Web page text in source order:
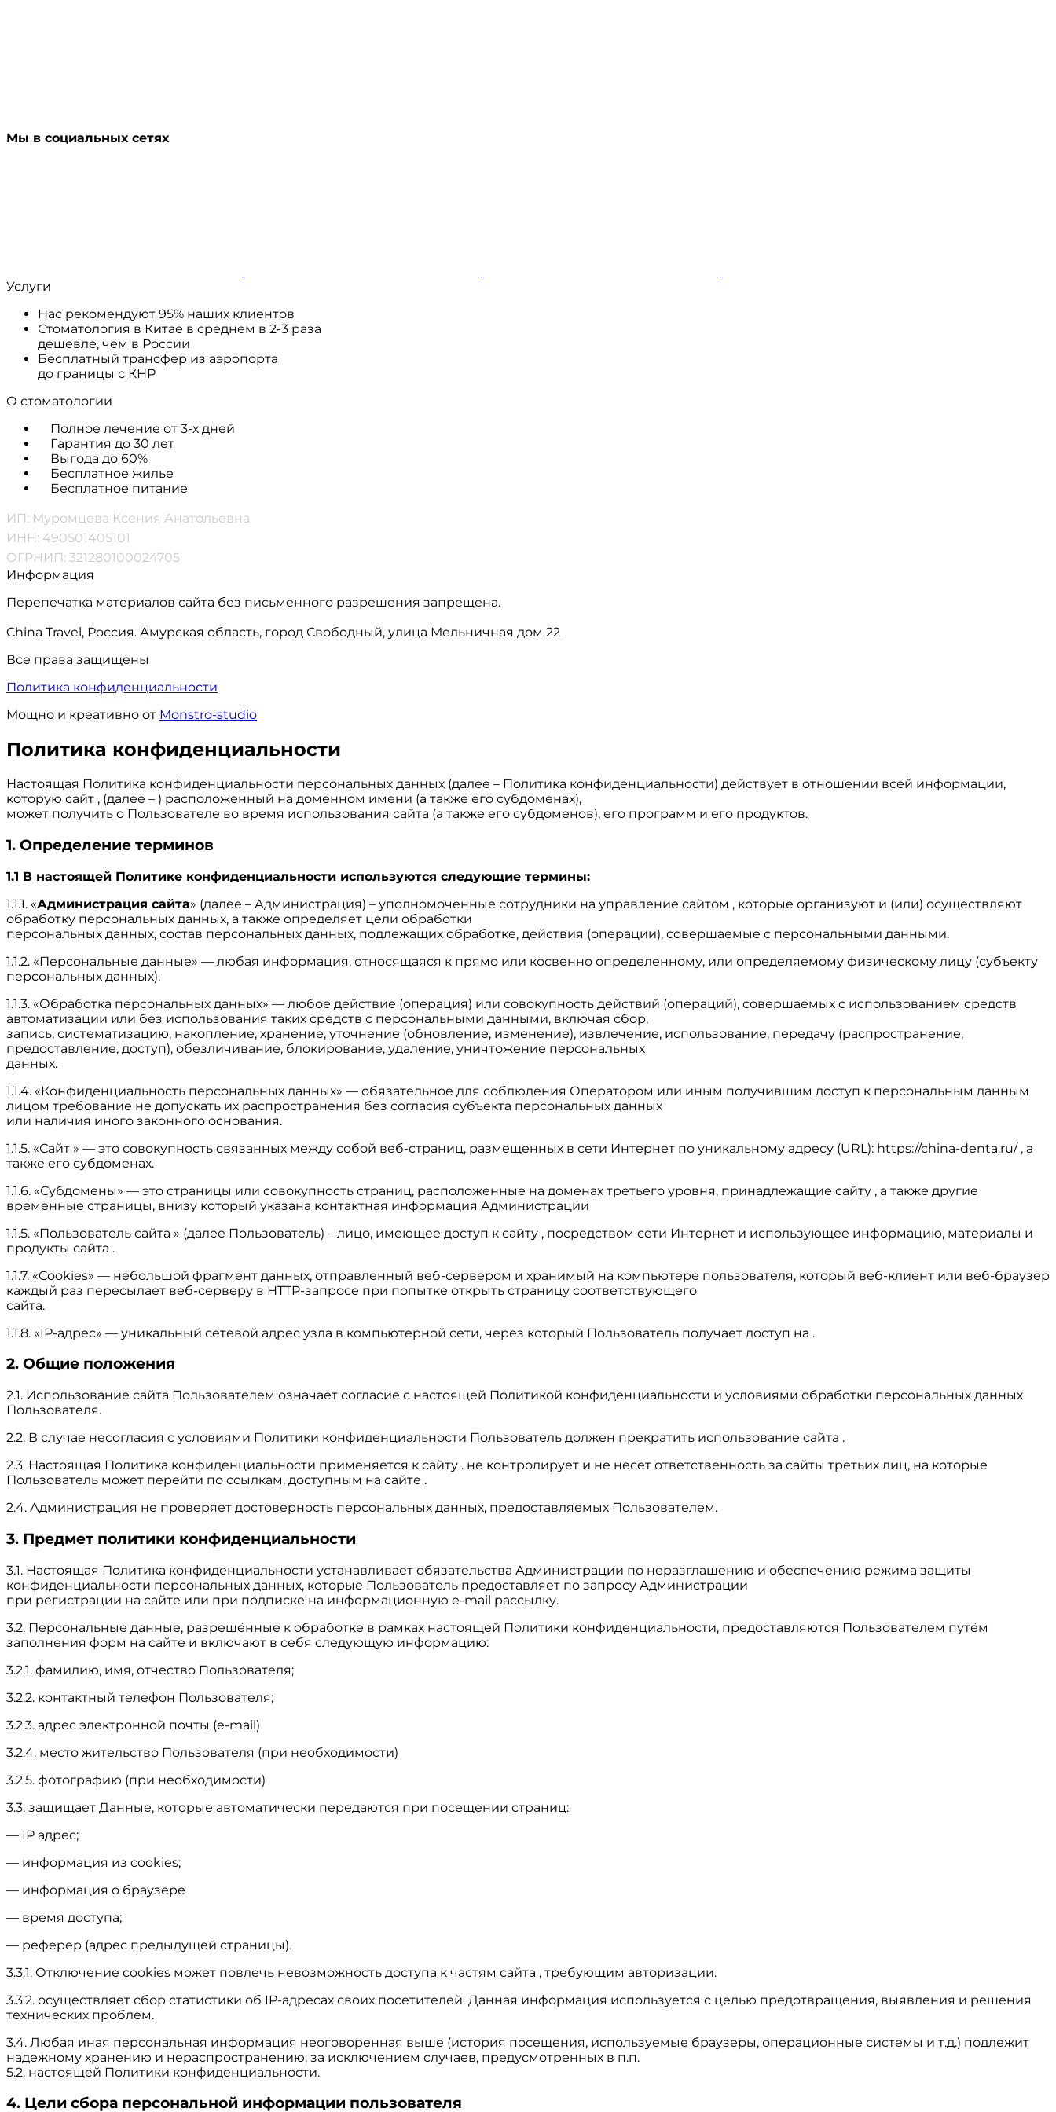
Мы в социальных сетях
Услуги
Нас рекомендуют 95% наших клиентов
Стоматология в Китае в среднем в 2-3 раза
дешевле, чем в России
Бесплатный трансфер из аэропорта
до границы с КНР
О стоматологии
Полное лечение от 3-х дней
Гарантия до 30 лет
Выгода до 60%
Бесплатное жилье
Бесплатное питание
ИП: Муромцева Ксения Анатольевна
ИНН: 490501405101
ОГРНИП: 321280100024705
Информация
Перепечатка материалов сайта без письменного разрешения запрещена.
China Travel, Россия. Амурская область, город Свободный, улица Мельничная дом 22
Все права защищены
Политика конфиденциальности
Мощно и креативно от Monstro-studio
Политика конфиденциальности
Настоящая Политика конфиденциальности персональных данных (далее – Политика конфиденциальности) действует в отношении всей информации,
которую сайт , (далее – ) расположенный на доменном имени (а также его субдоменах),
может получить о Пользователе во время использования сайта (а также его субдоменов), его программ и его продуктов.
1. Определение терминов
1.1 В настоящей Политике конфиденциальности используются следующие термины:
1.1.1. «Администрация сайта» (далее – Администрация) – уполномоченные сотрудники на управление сайтом , которые организуют и (или) осуществляют
обработку персональных данных, а также определяет цели обработки
персональных данных, состав персональных данных, подлежащих обработке, действия (операции), совершаемые с персональными данными.
1.1.2. «Персональные данные» — любая информация, относящаяся к прямо или косвенно определенному, или определяемому физическому лицу (субъекту
персональных данных).
1.1.3. «Обработка персональных данных» — любое действие (операция) или совокупность действий (операций), совершаемых с использованием средств
автоматизации или без использования таких средств с персональными данными, включая сбор,
запись, систематизацию, накопление, хранение, уточнение (обновление, изменение), извлечение, использование, передачу (распространение,
предоставление, доступ), обезличивание, блокирование, удаление, уничтожение персональных
данных.
1.1.4. «Конфиденциальность персональных данных» — обязательное для соблюдения Оператором или иным получившим доступ к персональным данным
лицом требование не допускать их распространения без согласия субъекта персональных данных
или наличия иного законного основания.
1.1.5. «Сайт » — это совокупность связанных между собой веб-страниц, размещенных в сети Интернет по уникальному адресу (URL): https://china-denta.ru/ , а
также его субдоменах.
1.1.6. «Субдомены» — это страницы или совокупность страниц, расположенные на доменах третьего уровня, принадлежащие сайту , а также другие
временные страницы, внизу который указана контактная информация Администрации
1.1.5. «Пользователь сайта » (далее Пользователь) – лицо, имеющее доступ к сайту , посредством сети Интернет и использующее информацию, материалы и
продукты сайта .
1.1.7. «Cookies» — небольшой фрагмент данных, отправленный веб-сервером и хранимый на компьютере пользователя, который веб-клиент или веб-браузер
каждый раз пересылает веб-серверу в HTTP-запросе при попытке открыть страницу соответствующего
сайта.
1.1.8. «IP-адрес» — уникальный сетевой адрес узла в компьютерной сети, через который Пользователь получает доступ на .
2. Общие положения
2.1. Использование сайта Пользователем означает согласие с настоящей Политикой конфиденциальности и условиями обработки персональных данных
Пользователя.
2.2. В случае несогласия с условиями Политики конфиденциальности Пользователь должен прекратить использование сайта .
2.3. Настоящая Политика конфиденциальности применяется к сайту . не контролирует и не несет ответственность за сайты третьих лиц, на которые
Пользователь может перейти по ссылкам, доступным на сайте .
2.4. Администрация не проверяет достоверность персональных данных, предоставляемых Пользователем.
3. Предмет политики конфиденциальности
3.1. Настоящая Политика конфиденциальности устанавливает обязательства Администрации по неразглашению и обеспечению режима защиты
конфиденциальности персональных данных, которые Пользователь предоставляет по запросу Администрации
при регистрации на сайте или при подписке на информационную e-mail рассылку.
3.2. Персональные данные, разрешённые к обработке в рамках настоящей Политики конфиденциальности, предоставляются Пользователем путём
заполнения форм на сайте и включают в себя следующую информацию:
3.2.1. фамилию, имя, отчество Пользователя;
3.2.2. контактный телефон Пользователя;
3.2.3. адрес электронной почты (e-mail)
3.2.4. место жительство Пользователя (при необходимости)
3.2.5. фотографию (при необходимости)
3.3. защищает Данные, которые автоматически передаются при посещении страниц:
— IP адрес;
— информация из cookies;
— информация о браузере
— время доступа;
— реферер (адрес предыдущей страницы).
3.3.1. Отключение cookies может повлечь невозможность доступа к частям сайта , требующим авторизации.
3.3.2. осуществляет сбор статистики об IP-адресах своих посетителей. Данная информация используется с целью предотвращения, выявления и решения
технических проблем.
3.4. Любая иная персональная информация неоговоренная выше (история посещения, используемые браузеры, операционные системы и т.д.) подлежит
надежному хранению и нераспространению, за исключением случаев, предусмотренных в п.п.
5.2. настоящей Политики конфиденциальности.
4. Цели сбора персональной информации пользователя